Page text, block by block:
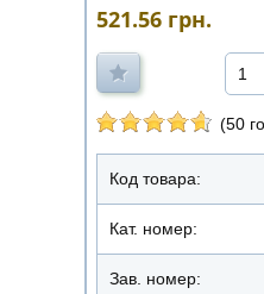
521.56 грн.
1
(50
Код товара:
Кат. номер:
Зав. номер: